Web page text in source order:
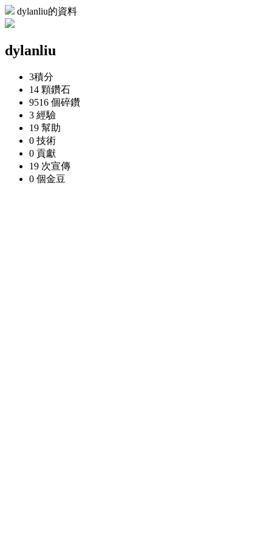
dylanliu的資料
dylanliu
3積分
14 顆鑽石
9516 個碎鑽
3 經驗
19 幫助
0 技術
0 貢獻
19 次宣傳
0 個金豆